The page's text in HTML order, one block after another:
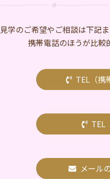
⾒学のご希望やご相談は下記
携帯電話のほうが比較
TEL（携
TEL
メール